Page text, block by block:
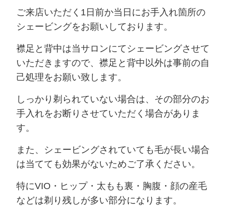
ご来店いただく1日前か当日にお手入れ箇所の
シェービングをお願いしております。
襟足と背中は当サロンにてシェービングさせて
いただきますので、襟足と背中以外は事前の自
己処理をお願い致します。
しっかり剃られていない場合は、その部分のお
手入れをお断りさせていただく場合がありま
す。
また、シェービングされていても毛が長い場合
は当てても効果がないためご了承ください。
特にVIO・ヒップ・太もも裏・胸腹・顔の産毛
などは剃り残しが多い部分になります。